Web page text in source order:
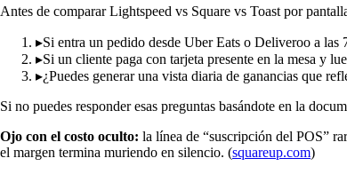
Antes de comparar Lightspeed vs Square vs Toast por
▸Si entra un pedido desde Uber Eats o Deliveroo a
▸Si un cliente paga con tarjeta presente en la mesa y
▸¿Puedes generar una vista diaria de ganancias que
Si no puedes responder esas preguntas basándote en la
Ojo con el costo oculto: la línea de “suscripción del POS”
el margen termina muriendo en silencio. (squareup.com)